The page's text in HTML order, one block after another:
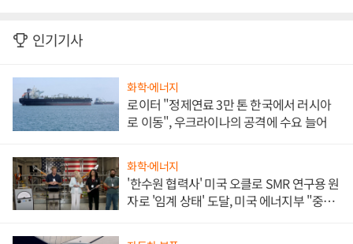
인기기사
화학·에너지
로이터 "정제연료 3만 톤 한국에서 러시아
로 이동", 우크라이나의 공격에 수요 늘어
화학·에너지
'한수원 협력사' 미국 오클로 SMR 연구용 원
자로 '임계 상태' 도달, 미국 에너지부 "중요